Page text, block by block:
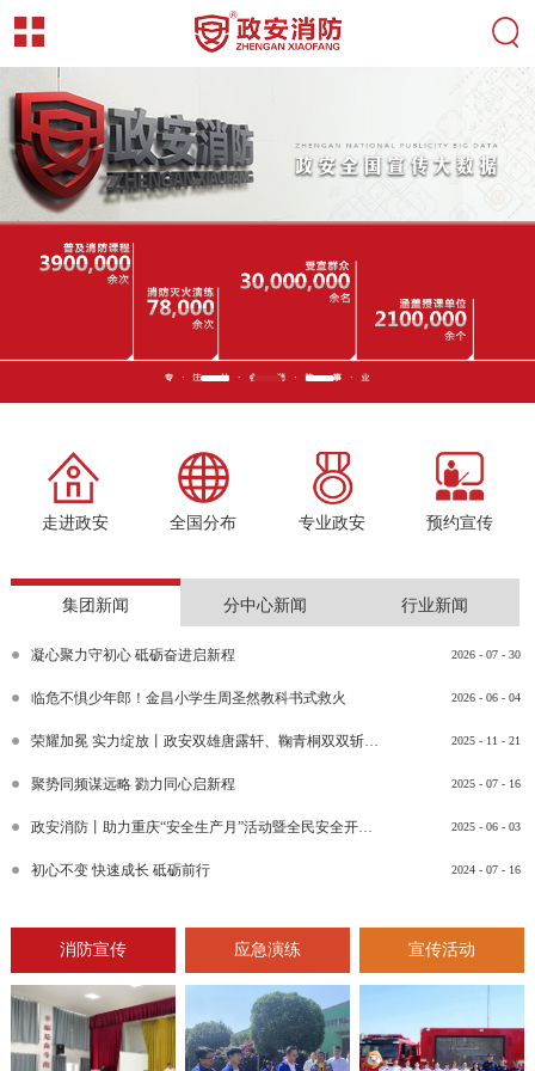
走进政安 全国分布 专业政安 预约宣传
集团新闻 分中心新闻 行业新闻
2026 - 07 - 30
凝心聚力守初心 砥砺奋进启新程
2026 - 06 - 04
临危不惧少年郎！金昌小学生周圣然教科书式救火
2025 - 11 - 21
荣耀加冕 实力绽放丨政安双雄唐露轩、鞠青桐双双斩获“渝消蓝盾讲师团金牌讲师”比武竞赛决赛大奖
2025 - 07 - 16
聚势同频谋远略 勠力同心启新程
2025 - 06 - 03
政安消防丨助力重庆“安全生产月”活动暨全民安全开放日活动
2024 - 07 - 16
初心不变 快速成长 砥砺前行
消防宣传 应急演练 宣传活动